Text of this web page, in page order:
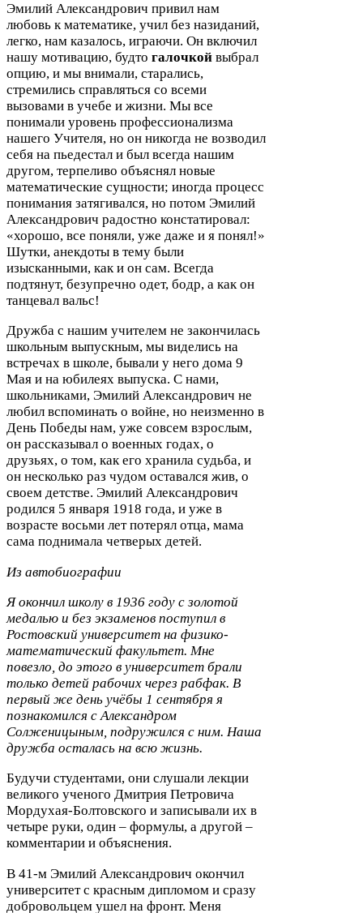
Эмилий Александрович привил нам
любовь к математике, учил без назиданий,
легко, нам казалось, играючи. Он включил
нашу мотивацию, будто галочкой выбрал
опцию, и мы внимали, старались,
стремились справляться со всеми
вызовами в учебе и жизни. Мы все
понимали уровень профессионализма
нашего Учителя, но он никогда не возводил
себя на пьедестал и был всегда нашим
другом, терпеливо объяснял новые
математические сущности; иногда процесс
понимания затягивался, но потом Эмилий
Александрович радостно констатировал:
«хорошо, все поняли, уже даже и я понял!»
Шутки, анекдоты в тему были
изысканными, как и он сам. Всегда
подтянут, безупречно одет, бодр, а как он
танцевал вальс!
Дружба с нашим учителем не закончилась
школьным выпускным, мы виделись на
встречах в школе, бывали у него дома 9
Мая и на юбилеях выпуска. С нами,
школьниками, Эмилий Александрович не
любил вспоминать о войне, но неизменно в
День Победы нам, уже совсем взрослым,
он рассказывал о военных годах, о
друзьях, о том, как его хранила судьба, и
он несколько раз чудом оставался жив, о
своем детстве. Эмилий Александрович
родился 5 января 1918 года, и уже в
возрасте восьми лет потерял отца, мама
сама поднимала четверых детей.
Из автобиографии
Я окончил школу в 1936 году с золотой
медалью и без экзаменов поступил в
Ростовский университет на физико-​
математический факультет. Мне
повезло, до этого в университет брали
только детей рабочих через рабфак. В
первый же день учёбы 1 сентября я
познакомился с Александром
Солженицыным, подружился с ним. Наша
дружба осталась на всю жизнь.
Будучи студентами, они слушали лекции
великого ученого Дмитрия Петровича
Мордухая-​Болтовского и записывали их в
четыре руки, один – формулы, а другой –
комментарии и объяснения.
В 41-​м Эмилий Александрович окончил
университет с красным дипломом и сразу
добровольцем ушел на фронт. Меня